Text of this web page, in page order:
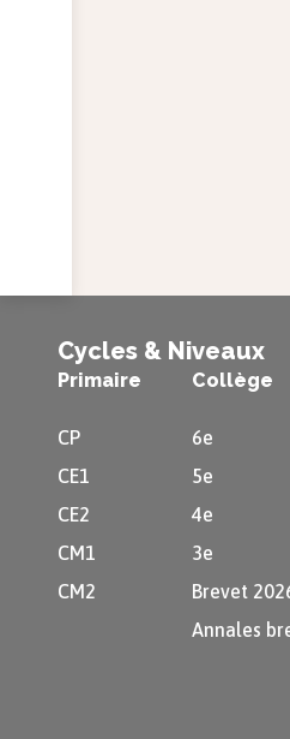
Cycles & Niveaux
Primaire
CP
CE1
CE2
CM1
CM2
Collège
6e
5e
4e
3e
Brevet
Annales